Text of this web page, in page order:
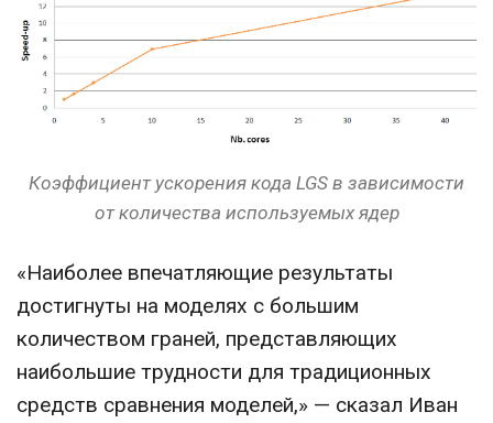
Коэффициент ускорения кода LGS в зависимости
от количества используемых ядер
«Наиболее впечатляющие результаты
достигнуты на моделях с большим
количеством граней, представляющих
наибольшие трудности для традиционных
средств сравнения моделей,» — сказал Иван